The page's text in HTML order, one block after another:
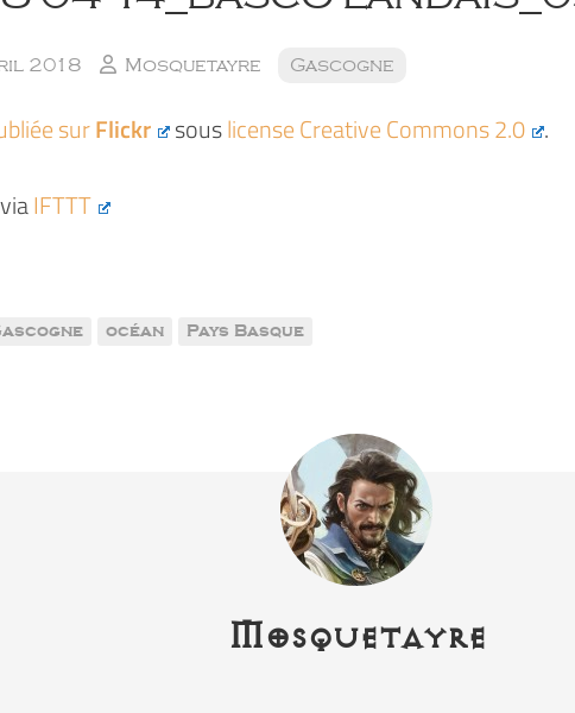
2018 Mosquetayre Gascogne
surFlickr souslicense Creative Commons 2.0 .
IFTTT
océan Pays Basque
Mosquetayre